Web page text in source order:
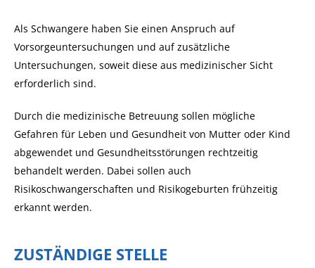
Als Schwangere haben Sie einen Anspruch auf
Vorsorgeuntersuchungen und auf zusätzliche
Untersuchungen, soweit diese aus medizinischer Sicht
erforderlich sind.
Durch die medizinische Betreuung sollen mögliche
Gefahren für Leben und Gesundheit von Mutter oder Kind
abgewendet und Gesundheitsstörungen rechtzeitig
behandelt werden. Dabei sollen auch
Risikoschwangerschaften und Risikogeburten frühzeitig
erkannt werden.
ZUSTÄNDIGE STELLE